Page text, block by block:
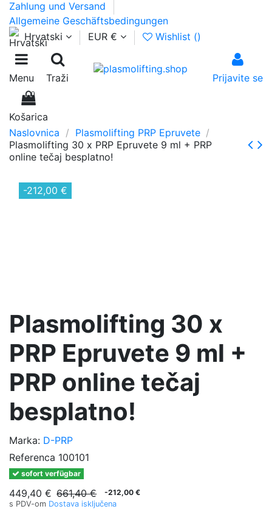
Zahlung und Versand
Allgemeine Geschäftsbedingungen
Hrvatski
EUR € Wishlist ()
Menu Traži Prijavite se
0
Košarica
Naslovnica
Plasmolifting PRP Epruvete
Plasmolifting 30 x PRP Epruvete 9 ml + PRP
online tečaj besplatno!
-212,00 €
Plasmolifting 30 x
PRP Epruvete 9 ml +
PRP online tečaj
besplatno!
Marka: D-PRP
Referenca 100101
sofort verfügbar
449,40 € 661,40 €
-212,00 €
s PDV-om Dostava isključena